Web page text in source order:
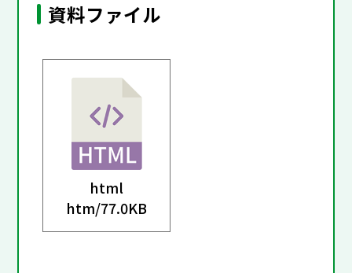
資料ファイル
html
htm/77.0KB